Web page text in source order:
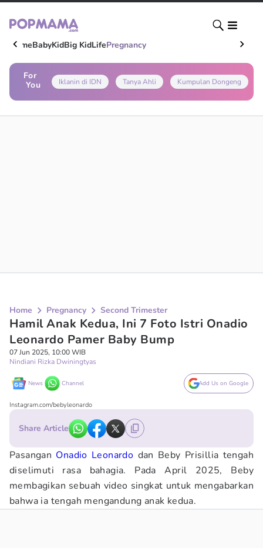
HomeBabyKidBig KidLifePregnancy
For
You
Iklanin di IDN Tanya Ahli Kumpulan Dongeng
Home Pregnancy Second Trimester
Hamil Anak Kedua, Ini 7 Foto Istri Onadio
Leonardo Pamer Baby Bump
07 Jun 2025, 10:00 WIB
Nindiani Rizka Dwiningtyas
News Channel Add Us on Google
Instagram.com/bebyleonardo
Share Article
Pasangan Onadio Leonardo dan Beby Prisillia tengah
diselimuti rasa bahagia. Pada April 2025, Beby
membagikan sebuah video singkat untuk mengabarkan
bahwa ia tengah mengandung anak kedua.